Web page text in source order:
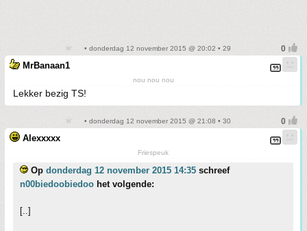
• donderdag 12 november 2015 @ 20:02 • 29
MrBanaan1
nou nou nou
Lekker bezig TS!
• donderdag 12 november 2015 @ 21:08 • 30
Alexxxxx
Friespeuk
Op donderdag 12 november 2015 14:35 schreef
n00biedoobiedoo het volgende:
[..]